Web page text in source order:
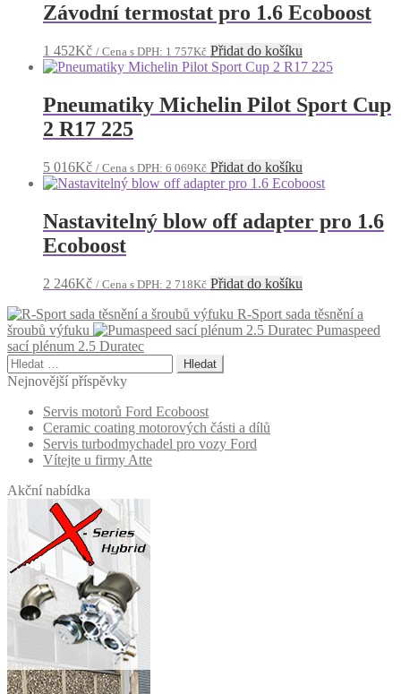
Závodní termostat pro 1.6 Ecoboost
1 452Kč / Cena s DPH: 1 757Kč Přidat do košíku
Pneumatiky Michelin Pilot Sport Cup
2 R17 225
5 016Kč / Cena s DPH: 6 069Kč Přidat do košíku
Nastavitelný blow off adapter pro 1.6
Ecoboost
2 246Kč / Cena s DPH: 2 718Kč Přidat do košíku
R-Sport sada těsnění a
šroubů výfuku
Pumaspeed
sací plénum 2.5 Duratec
Vyhledávání
Nejnovější příspěvky
Servis motorů Ford Ecoboost
Ceramic coating motorových části a dílů
Servis turbodmychadel pro vozy Ford
Vítejte u firmy Atte
Akční nabídka